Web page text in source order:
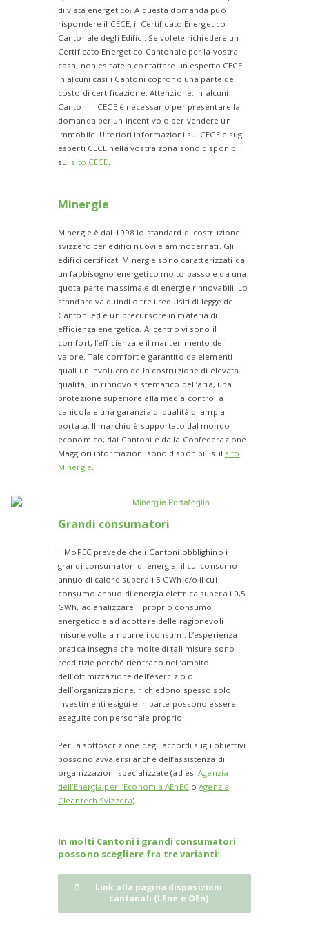
di vista energetico? A questa domanda può
rispondere il CECE, il Certificato Energetico
Cantonale degli Edifici. Se volete richiedere un
Certificato Energetico Cantonale per la vostra
casa, non esitate a contattare un esperto CECE.
In alcuni casi i Cantoni coprono una parte del
costo di certificazione. Attenzione: in alcuni
Cantoni il CECE è necessario per presentare la
domanda per un incentivo o per vendere un
immobile. Ulteriori informazioni sul CECE e sugli
esperti CECE nella vostra zona sono disponibili
sul sito CECE.
Minergie
Minergie è dal 1998 lo standard di costruzione
svizzero per edifici nuovi e ammodernati. Gli
edifici certificati Minergie sono caratterizzati da
un fabbisogno energetico molto basso e da una
quota parte massimale di energie rinnovabili. Lo
standard va quindi oltre i requisiti di legge dei
Cantoni ed è un precursore in materia di
efficienza energetica. Al centro vi sono il
comfort, l’efficienza e il mantenimento del
valore. Tale comfort è garantito da elementi
quali un involucro della costruzione di elevata
qualità, un rinnovo sistematico dell’aria, una
protezione superiore alla media contro la
canicola e una garanzia di qualità di ampia
portata. Il marchio è supportato dal mondo
economico, dai Cantoni e dalla Confederazione.
Maggiori informazioni sono disponibili sul sito
Minergie.
Grandi consumatori
Il MoPEC prevede che i Cantoni obblighino i
grandi consumatori di energia, il cui consumo
annuo di calore supera i 5 GWh e/o il cui
consumo annuo di energia elettrica supera i 0,5
GWh, ad analizzare il proprio consumo
energetico e ad adottare delle ragionevoli
misure volte a ridurre i consumi. L’esperienza
pratica insegna che molte di tali misure sono
redditizie perché rientrano nell’ambito
dell’ottimizzazione dell’esercizio o
dell’organizzazione, richiedono spesso solo
investimenti esigui e in parte possono essere
eseguite con personale proprio.
Per la sottoscrizione degli accordi sugli obiettivi
possono avvalersi anche dell’assistenza di
organizzazioni specializzate (ad es.Agenzia
dell’Energia per l’Economia AEnEC oAgenzia
Cleantech Svizzera).
In molti Cantoni i grandi consumatori
possono scegliere fra tre varianti:
Link alla pagina disposizioni
cantonali (LEne e OEn)